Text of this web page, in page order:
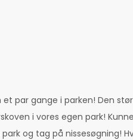
et par gange i parken! Den
i vores egen park!
og tag på nissesøgning!